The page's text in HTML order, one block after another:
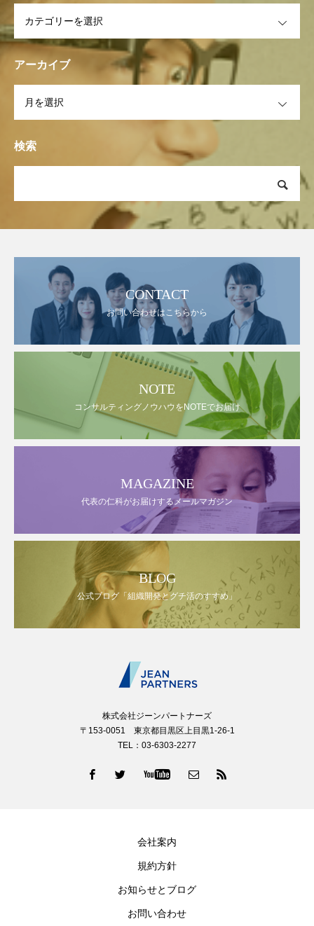
アーカイブ
検索
CONTACT
お問い合わせはこちらから
NOTE
コンサルティングノウハウをNOTEでお届け
MAGAZINE
代表の仁科がお届けするメールマガジン
BLOG
公式ブログ「組織開発とグチ活のすすめ」
株式会社ジーンパートナーズ
〒153-0051 東京都目黒区上目黒1-26-1
TEL：03-6303-2277
会社案内
規約方針
お知らせとブログ
お問い合わせ